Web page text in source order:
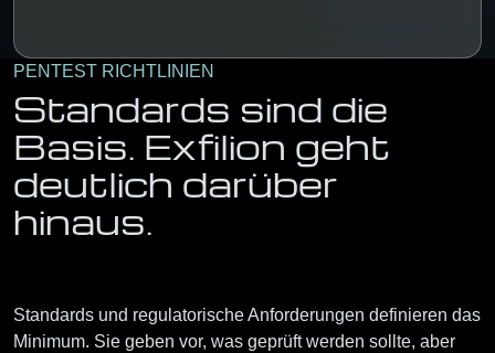
PENTEST RICHTLINIEN
Standards sind die
Basis. Exfilion geht
deutlich darüber
hinaus.
Standards und regulatorische Anforderungen definieren das
Minimum. Sie geben vor, was geprüft werden sollte, aber